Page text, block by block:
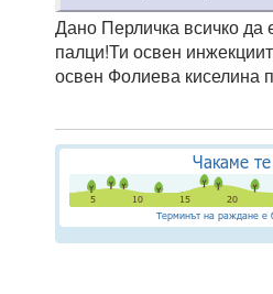
Дано Перличка всичко да
палци!Ти освен
освен Фолиева киселина